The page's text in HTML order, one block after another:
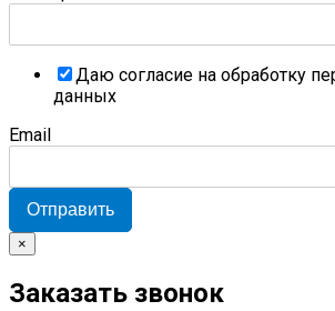
Даю согласие на обработку
данных
Email
Отправить
×
Заказать звонок